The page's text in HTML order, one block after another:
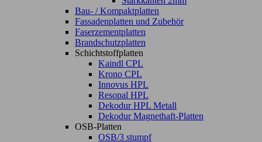
Bau- / Kompaktplatten
Fassadenplatten und Zubehör
Faserzementplatten
Brandschutzplatten
Schichtstoffplatten
Kaindl CPL
Krono CPL
Innovus HPL
Resopal HPL
Dekodur HPL Metall
Dekodur Magnethaft-Platten
OSB-Platten
OSB/3 stumpf